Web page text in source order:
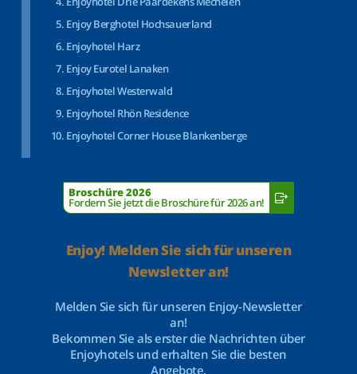
Enjoy Berghotel Hochsauerland
Enjoyhotel Harz
Enjoy Eurotel Lanaken
Enjoyhotel Westerwald
Enjoyhotel Rhön Residence
Enjoyhotel Corner House Blankenberge
Broschüre 2026
Fordern Sie jetzt die Broschüre für 2026 an!
Enjoy! Melden Sie sich für unseren
Newsletter an!
Melden Sie sich für unseren Enjoy-Newsletter
an!
Bekommen Sie als erster die Nachrichten über
Enjoyhotels und erhalten Sie die besten
Angebote.